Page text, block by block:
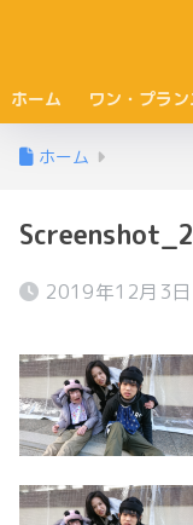
ホーム ワン・プラ
ホーム
2019年12月3日